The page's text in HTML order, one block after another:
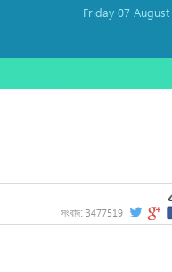
Friday 07 August
সংবাদ: 3477519